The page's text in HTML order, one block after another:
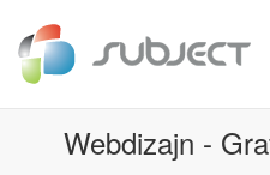
Webdizajn -